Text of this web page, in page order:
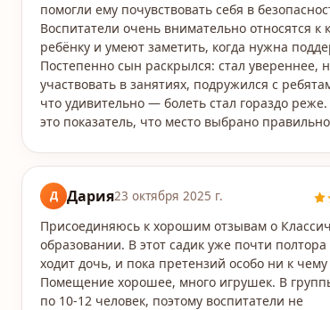
помогли ему почувствовать себя в
Воспитатели очень внимательно относятся к
ребёнку и умеют заметить, когда нужна
Постепенно сын раскрылся: стал увереннее,
участвовать в занятиях, подружился с
что удивительно — болеть стал гораздо
это показатель, что место выбрано
Д Дария23 октября 2025 г.
Присоединяюсь к хорошим отзывам о
образовании. В этот садик уже почти полтора
ходит дочь, и пока претензий особо ни к чему
Помещение хорошее, много игрушек. В
по 10-12 человек, поэтому воспитатели не